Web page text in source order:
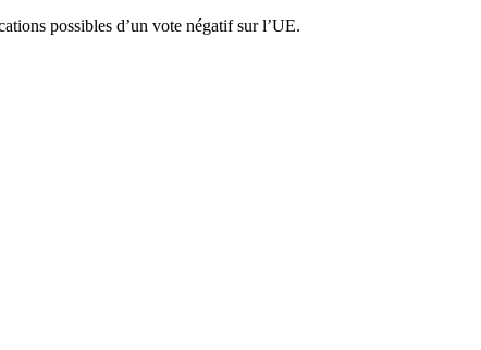
possibles d’un vote négatif sur l’UE.